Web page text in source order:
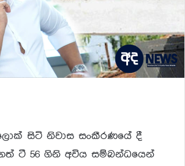
සිටි නිවාස සංකීරණයේ දී
ටී 56 ගිනි අවිය සම්බන්ධයෙන්